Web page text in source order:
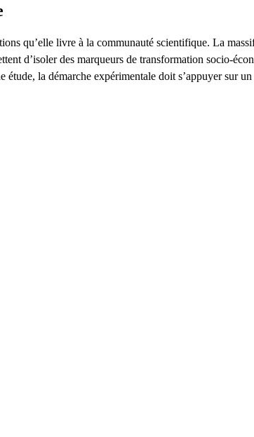
qu’elle livre à la communauté scientifique. La
d’isoler des marqueurs de transformation socio-
la démarche expérimentale doit s’appuyer sur